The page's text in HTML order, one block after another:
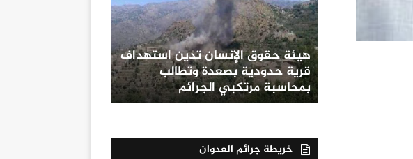
هيئة حقوق الإنسان تدين استهداف
قرية حدودية بصعدة وتطالب
بمحاسبة مرتكبي الجرائم
خريطة جرائم العدوان